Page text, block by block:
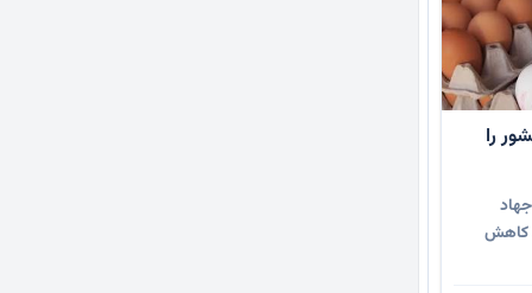
را
کاهش